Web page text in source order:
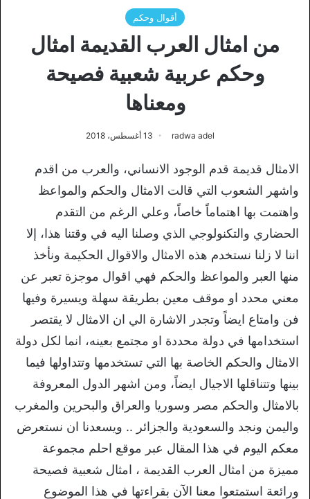
أقوال وحكم
من امثال العرب القديمة امثال
وحكم عربية شعبية فصيحة
ومعناها
radwa adel 13 أغسطس، 2018
الامثال قديمة قدم الوجود الانساني، والعرب من اقدم
واشهر الشعوب التي قالت الامثال والحكم والمواعظ
واهتمت بها اهتماماً خاصاً، وعلي الرغم من التقدم
الحضاري والتكنولوجي الذي وصلنا اليه في وقتنا هذا، إلا
اننا لا زلنا نستخدم هذه الامثال والاقوال الحكيمة ونأخذ
منها العبر والمواعظ والحكم فهي اقوال موجزة تعبر عن
معني محدد او موقف معين بطريقة سهلة ويسيرة وفيها
فن وامتاع ايضاً وتجدر الاشارة الي ان الامثال لا يقتصر
استخدامها في دولة محددة او مجتمع بعينه، انما لكل دولة
الامثال والحكم الخاصة بها التي تستخدمها وتتداولها فيما
بينها وتتناقلها الاجيال ايضاً، ومن اشهر الدول المعروفة
بالامثال والحكم مصر وسوريا والعراق والبحرين والمغرب
واليمن ونجد والسعودية والجزائر .. ويسعدنا ان نستعرض
معكم اليوم في هذا المقال عبر موقع احلم مجموعة
مميزة من امثال العرب القديمة ، امثال شعبية فصيحة
ورائعة استمتعوا معنا الآن بقراءتها في هذا الموضوع